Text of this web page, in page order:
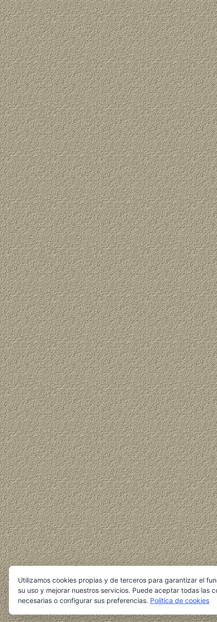
Utilizamos cookies propias y de terceros para garantizar el
su uso y mejorar nuestros servicios. Puede aceptar todas las
necesarias o configurar sus preferencias. Política de cookies